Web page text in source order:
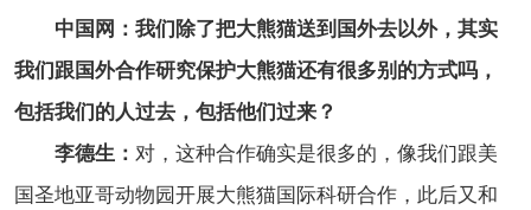
中国网：我们除了把大熊猫送到国外去以外，其实
我们跟国外合作研究保护大熊猫还有很多别的方式吗，
包括我们的人过去，包括他们过来？
李德生： 对，这种合作确实是很多的，像我们跟美
国圣地亚哥动物园开展大熊猫国际科研合作，此后又和